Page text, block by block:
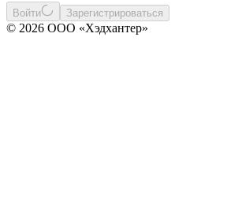
Войти Зарегистрироваться
© 2026 ООО «Хэдхантер»